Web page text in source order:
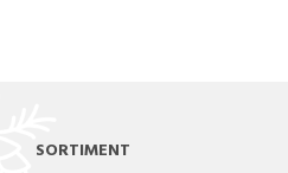
SORTIMENT